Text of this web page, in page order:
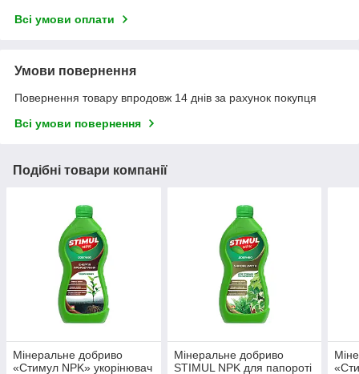
Всі умови оплати
Умови повернення
Повернення товару впродовж 14 днів за рахунок покупця
Всі умови повернення
Подібні товари компанії
Мінеральне добриво
«Стимул NPK» укорінювач
Мінеральне добриво
STIMUL NPK для папороті